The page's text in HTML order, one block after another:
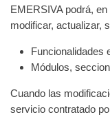
EMERSIVA podrá,
modificar, actualizar,
Funcionalidades
Módulos,
Cuando las
servicio contratado